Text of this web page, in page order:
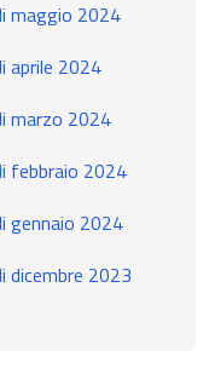
maggio 2024
aprile 2024
marzo 2024
febbraio 2024
gennaio 2024
dicembre 2023